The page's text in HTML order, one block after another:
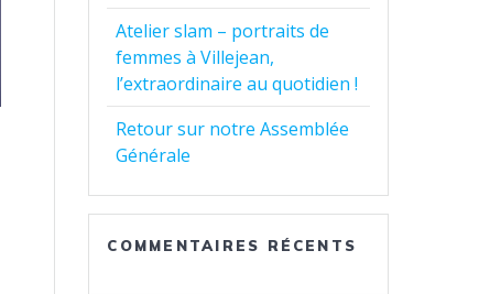
Atelier slam – portraits de
femmes à Villejean,
l’extraordinaire au quotidien !
Retour sur notre Assemblée
Générale
COMMENTAIRES RÉCENTS